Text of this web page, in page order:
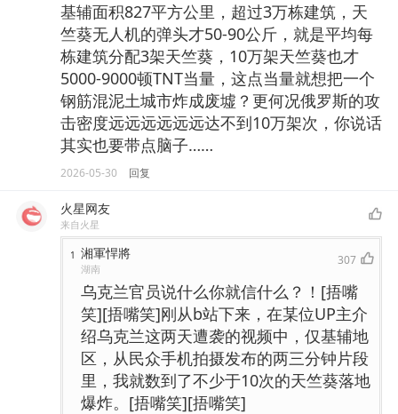
基辅面积827平方公里，超过3万栋建筑，天
竺葵无人机的弹头才50-90公斤，就是平均每
栋建筑分配3架天竺葵，10万架天竺葵也才
5000-9000顿TNT当量，这点当量就想把一个
钢筋混泥土城市炸成废墟？更何况俄罗斯的攻
击密度远远远远远远达不到10万架次，你说话
其实也要带点脑子……
2026-05-30 回复
火星网友
来自火星
1 湘軍悍將
湖南
307
乌克兰官员说什么你就信什么？！[捂嘴
笑][捂嘴笑]刚从b站下来，在某位UP主介
绍乌克兰这两天遭袭的视频中，仅基辅地
区，从民众手机拍摄发布的两三分钟片段
里，我就数到了不少于10次的天竺葵落地
爆炸。[捂嘴笑][捂嘴笑]